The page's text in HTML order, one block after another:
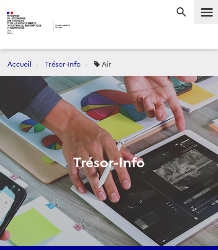
Accueil Trésor-Info Air
Trésor-Info